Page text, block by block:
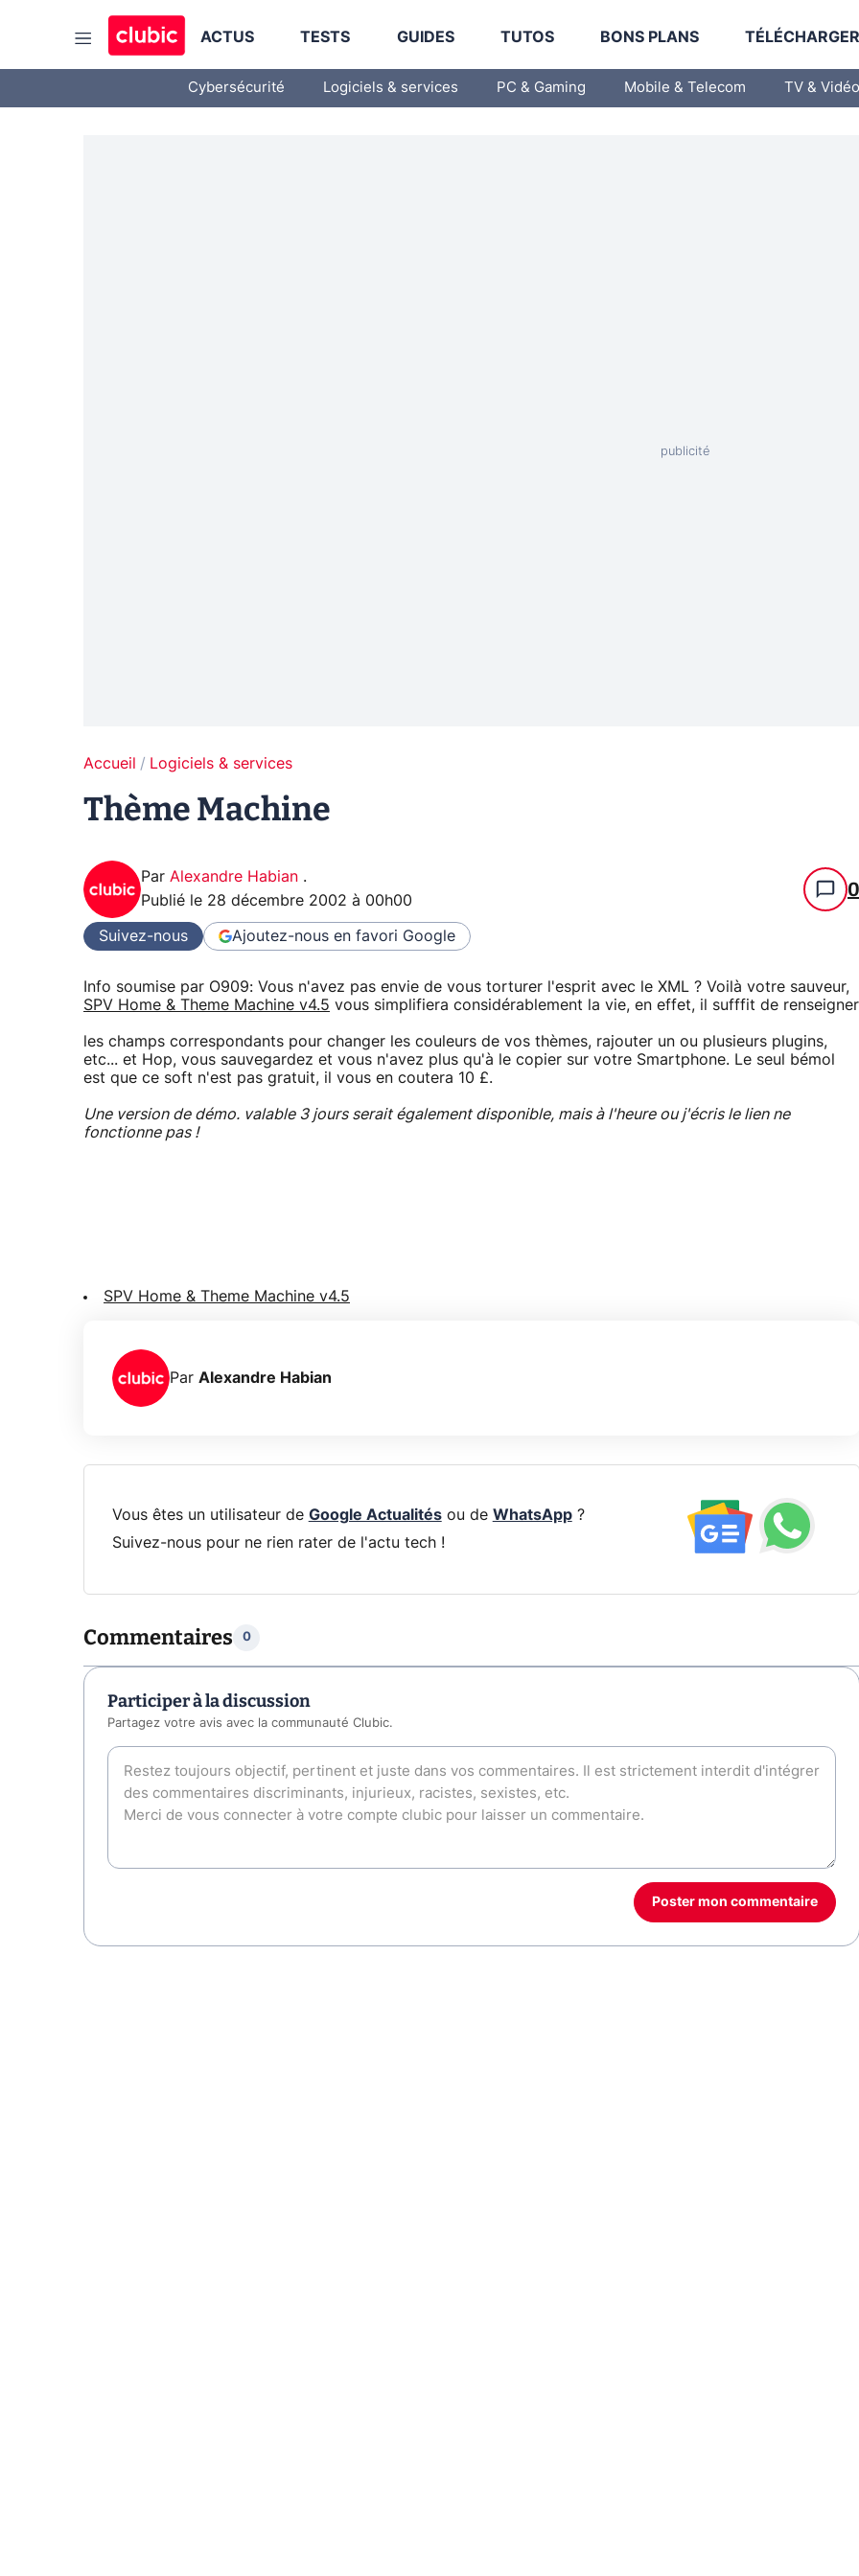
ACTUS TESTS GUIDES TUTOS BONS PLANS
Cybersécurité Logiciels & services PC & Gaming Mobile & Telecom TV & Vidéo
Accueil Logiciels & services
Thème Machine
Par Alexandre Habian .
Publié le 28 décembre 2002 à 00h00 0
Suivez-nous Ajoutez-nous en favori Google
Info soumise par O909: Vous n'avez pas envie de vous torturer l'esprit avec le XML ? Voilà votre sauveur,
SPV Home & Theme Machine v4.5 vous simplifiera considérablement la vie, en effet, il sufffit de renseigner
les champs correspondants pour changer les couleurs de vos thèmes, rajouter un ou plusieurs plugins,
etc... et Hop, vous sauvegardez et vous n'avez plus qu'à le copier sur votre Smartphone. Le seul bémol
est que ce soft n'est pas gratuit, il vous en coutera 10 £.
Une version de démo. valable 3 jours serait également disponible, mais à l'heure ou j'écris le lien ne
fonctionne pas !
SPV Home & Theme Machine v4.5
Par Alexandre Habian
Vous êtes un utilisateur de Google Actualitésou de WhatsApp?
Suivez-nous pour ne rien rater de l'actu tech !
Commentaires 0
Participer à la discussion
Partagez votre avis avec la communauté Clubic.
Poster mon commentaire